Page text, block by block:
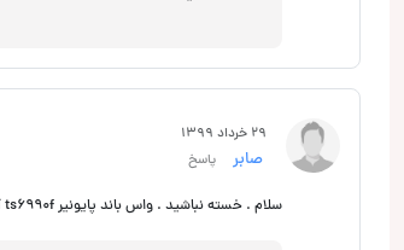
29 خرداد 1399
صابر پاسخ
سلام . خسته نباشید . واس باند پایونیر ts6990f آیا این آمپلی کامل جواب میده ؟ و اگه جواب نده به نظرتون چی بخرم ؟